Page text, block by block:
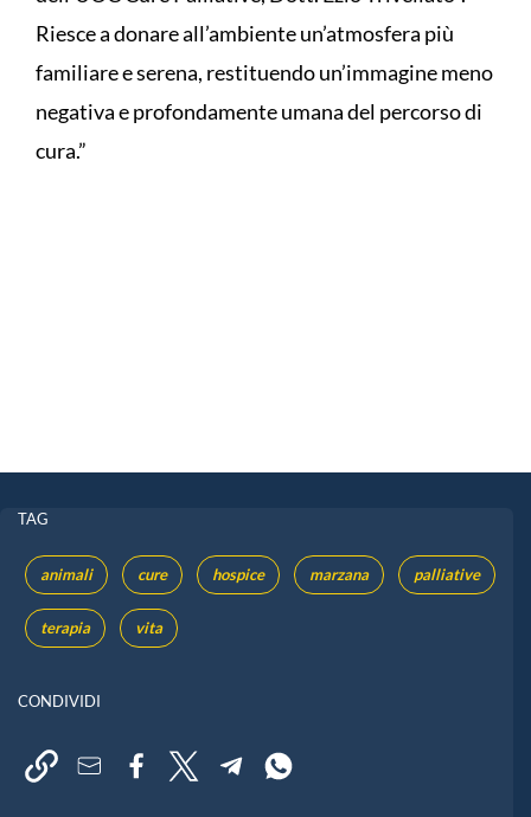
Riesce a donare all’ambiente un’atmosfera più
familiare e serena, restituendo un’immagine meno
negativa e profondamente umana del percorso di
cura.”
TAG
animali cure hospice marzana palliative
terapia vita
CONDIVIDI